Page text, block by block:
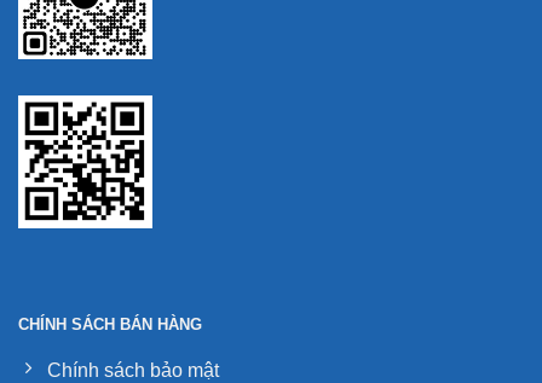
CHÍNH SÁCH BÁN HÀNG
Chính sách bảo mật